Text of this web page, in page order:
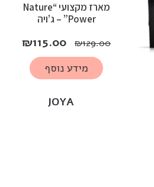
JOYA
מארז מקצועי “Nature
Power” – ג’ויה
₪129.00
₪115.00
מידע נוסף